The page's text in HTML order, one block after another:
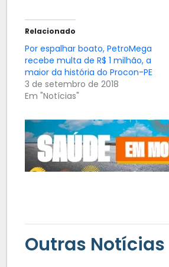
Relacionado
Por espalhar boato, PetroMega
recebe multa de R$ 1 milhão, a
maior da história do Procon-PE
3 de setembro de 2018
Em "Notícias"
Outras Notícias